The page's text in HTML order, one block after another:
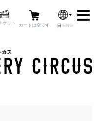
日 / ENG
カートは空です
ケット